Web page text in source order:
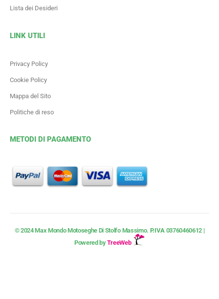
Lista dei Desideri
LINK UTILI
Privacy Policy
Cookie Policy
Mappa del Sito
Politiche di reso
METODI DI PAGAMENTO
© 2024 Max Mondo Motoseghe Di Stolfo Massimo. P.IVA 03760460612 |
Powered byTreeWeb